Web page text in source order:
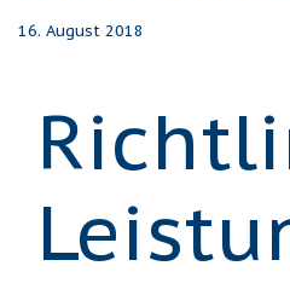
16. August 2018